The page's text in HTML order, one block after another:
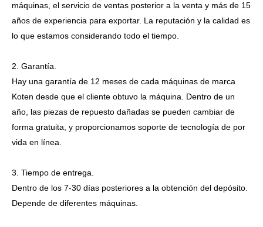
máquinas, el servicio de ventas posterior a la venta y más de 15
años de experiencia para exportar. La reputación y la calidad es
lo que estamos considerando todo el tiempo.
2. Garantía.
Hay una garantía de 12 meses de cada máquinas de marca
Koten desde que el cliente obtuvo la máquina. Dentro de un
año, las piezas de repuesto dañadas se pueden cambiar de
forma gratuita, y proporcionamos soporte de tecnología de por
vida en línea.
3. Tiempo de entrega.
Dentro de los 7-30 días posteriores a la obtención del depósito.
Depende de diferentes máquinas.